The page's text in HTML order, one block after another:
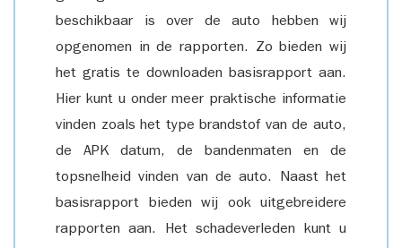
beschikbaar is over de auto hebben wij
opgenomen in de rapporten. Zo bieden wij
het gratis te downloaden basisrapport aan.
Hier kunt u onder meer praktische informatie
vinden zoals het type brandstof van de auto,
de APK datum, de bandenmaten en de
topsnelheid vinden van de auto. Naast het
basisrapport bieden wij ook uitgebreidere
rapporten aan. Het schadeverleden kunt u